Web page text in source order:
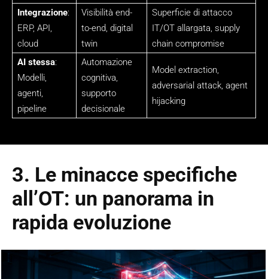
Integrazione:
ERP, API,
cloud
Visibilità end-
to-end, digital
twin
Superficie di attacco
IT/OT allargata, supply
chain compromise
AI stessa:
Modelli,
agenti,
pipeline
Automazione
cognitiva,
supporto
decisionale
Model extraction,
adversarial attack, agent
hijacking
3. Le minacce specifiche
all’OT: un panorama in
rapida evoluzione